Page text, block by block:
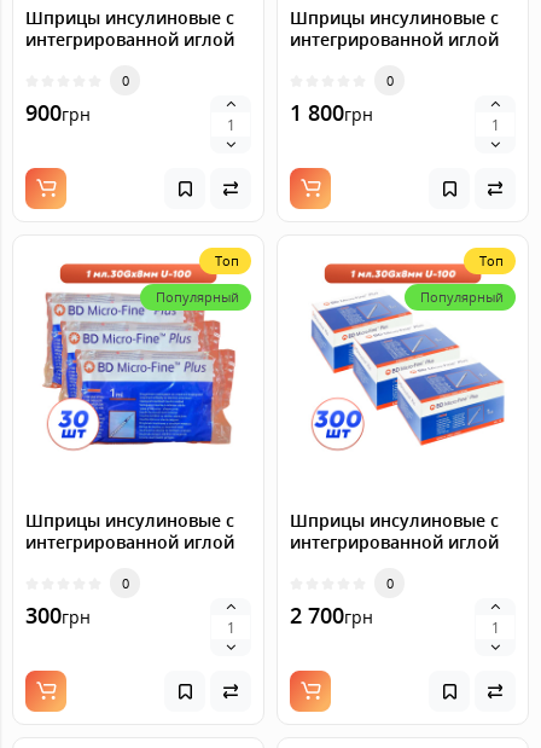
Шприцы инсулиновые с
интегрированной иглой
100 (8 мм х 30G), 100 шт.
0
900грн
Шприцы инсулиновые с
интегрированной иглой
100 (8 мм х 30G), 200 шт.
0
1 800грн
Топ
Популярный
Шприцы инсулиновые с
интегрированной иглой
100 (8 мм х 30G), 30 шт.
0
300грн
Топ
Популярный
Шприцы инсулиновые с
интегрированной иглой
100 (8 мм х 30G), 300 шт.
0
2 700грн